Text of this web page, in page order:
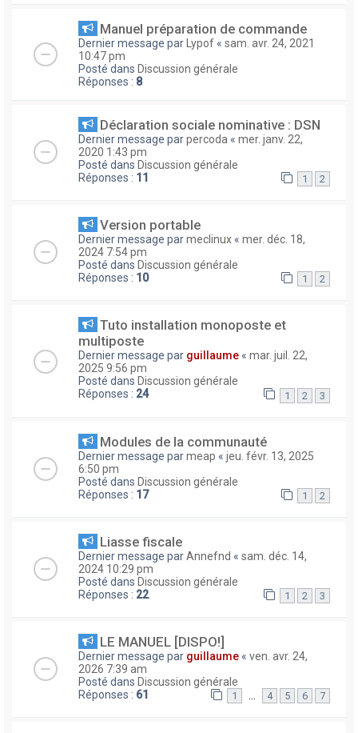
Manuel préparation de commande
Dernier message par Lypof « sam. avr. 24, 2021
10:47 pm
Posté dans Discussion générale
Réponses : 8
Déclaration sociale nominative : DSN
Dernier message parpercoda « mer. janv. 22,
2020 1:43 pm
Posté dans Discussion générale
Réponses : 11 1 2
Version portable
Dernier message parmeclinux « mer. déc. 18,
2024 7:54 pm
Posté dans Discussion générale
Réponses : 10 1 2
Tuto installation monoposte et
multiposte
Dernier message par guillaume « mar. juil. 22,
2025 9:56 pm
Posté dans Discussion générale
Réponses : 24 1 2 3
Modules de la communauté
Dernier message parmeap « jeu. févr. 13, 2025
6:50 pm
Posté dans Discussion générale
Réponses : 17 1 2
Liasse fiscale
Dernier message parAnnefnd « sam. déc. 14,
2024 10:29 pm
Posté dans Discussion générale
Réponses : 22 1 2 3
LE MANUEL [DISPO!]
Dernier message par guillaume « ven. avr. 24,
2026 7:39 am
Posté dans Discussion générale
Réponses : 61 1 … 4 5 6 7